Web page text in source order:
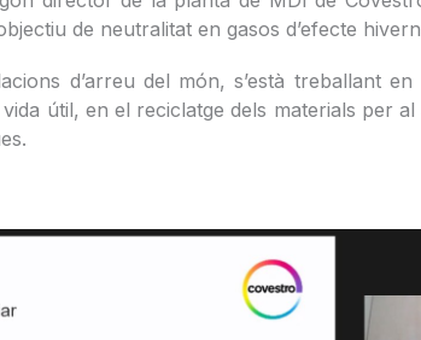
de neutralitat en gasos d’efecte
d’arreu del món, s’està treballant
útil, en el reciclatge dels materials per